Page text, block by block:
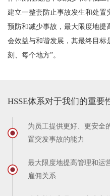
建立一整套防止事故发生和处置
预防和减少事故，最大限度地提
会效益与和谐发展，其最终目标
刻、每个地方”。
HSSE体系对于我们的重要
为员工提供更好、更安全
置突发事故的能力
最大限度地提高管理和运
雇佣关系